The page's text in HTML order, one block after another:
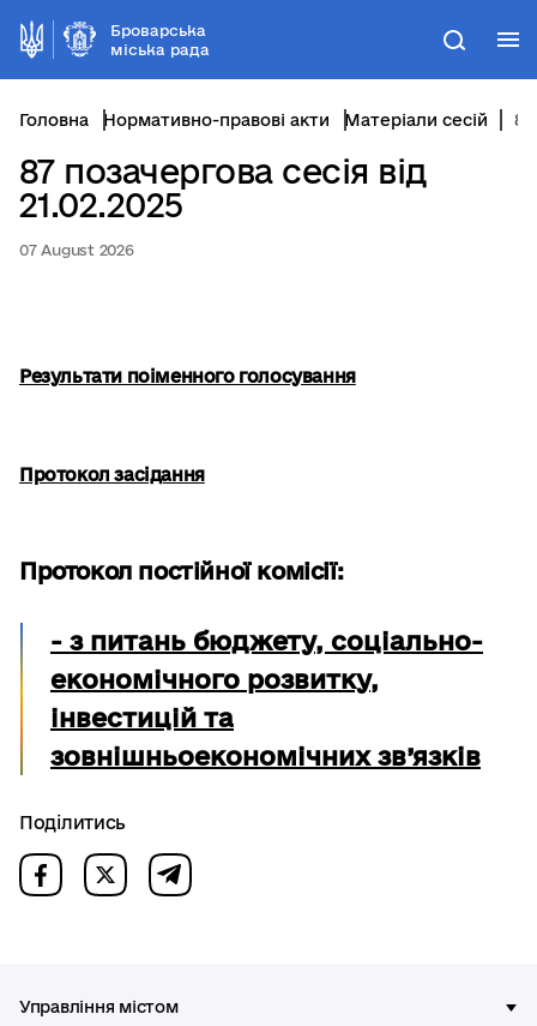
Броварська
міська рада
Пошук
Головна Нормативно-правові акти Матеріали сесій 87 позачергова сесія від 21.02.2025
87 позачергова сесія від
21.02.2025
07 August 2026
Результати поіменного голосування
Протокол засідання
Протокол постійної комісії:
- з питань бюджету, соціально-
економічного розвитку,
інвестицій та
зовнішньоекономічних зв’язків
Поділитись
Управління містом